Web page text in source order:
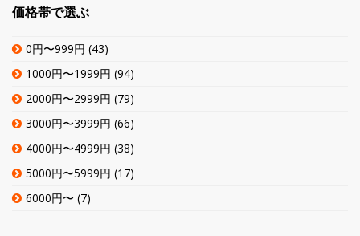
価格帯で選ぶ
0円〜999円 (43)
1000円〜1999円 (94)
2000円〜2999円 (79)
3000円〜3999円 (66)
4000円〜4999円 (38)
5000円〜5999円 (17)
6000円〜 (7)